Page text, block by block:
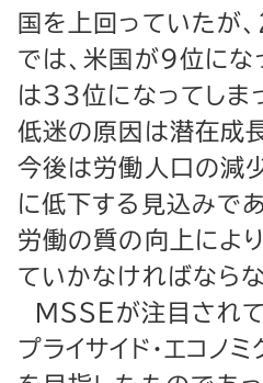
国を上回っていたが、
では、米国が９位に
は３３位になってしま
低迷の原因は潜在成
今後は労働人口の減
に低下する見込みであ
労働の質の向上によ
ていかなければならな
ＭＳＳＥが注目され
プライサイド・エコノ